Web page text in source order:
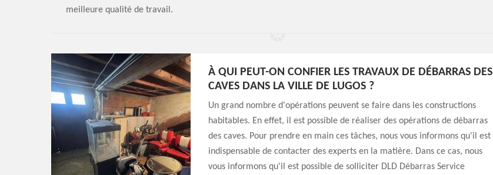
meilleure qualité de travail.
À QUI PEUT-ON CONFIER LES TRAVAUX DE DÉBARRAS DES
CAVES DANS LA VILLE DE LUGOS ?
Un grand nombre d'opérations peuvent se faire dans les constructions
habitables. En effet, il est possible de réaliser des opérations de débarras
des caves. Pour prendre en main ces tâches, nous vous informons qu'il est
indispensable de contacter des experts en la matière. Dans ce cas, nous
vous informons qu'il est possible de solliciter DLD Débarras Service